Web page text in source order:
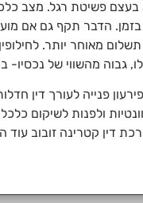
בעצם פשיטת רגל. מצב
בזמן. הדבר תקף גם אם
מאוחר יותר.
גבוה מהשווי של נכסיו-
פנייה לעורך דין
ולפנות לשיקום
דין קטרינה זובוב עוד